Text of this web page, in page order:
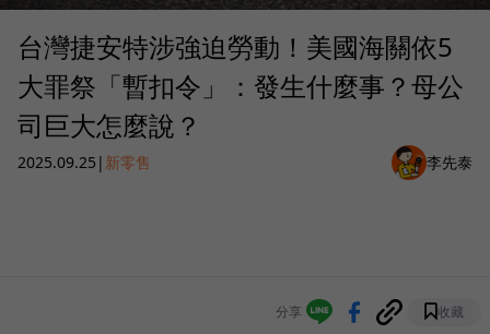
台灣捷安特涉強迫勞動！美國海關依5
大罪祭「暫扣令」：發生什麼事？母公
司巨大怎麼說？
2025.09.25 | 新零售 李先泰
分享 收藏